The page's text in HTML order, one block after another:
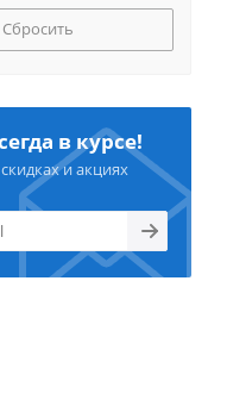
Сбросить
в курсе!
и акциях